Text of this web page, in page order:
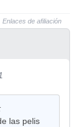
Enlaces de afiliación
las pelis